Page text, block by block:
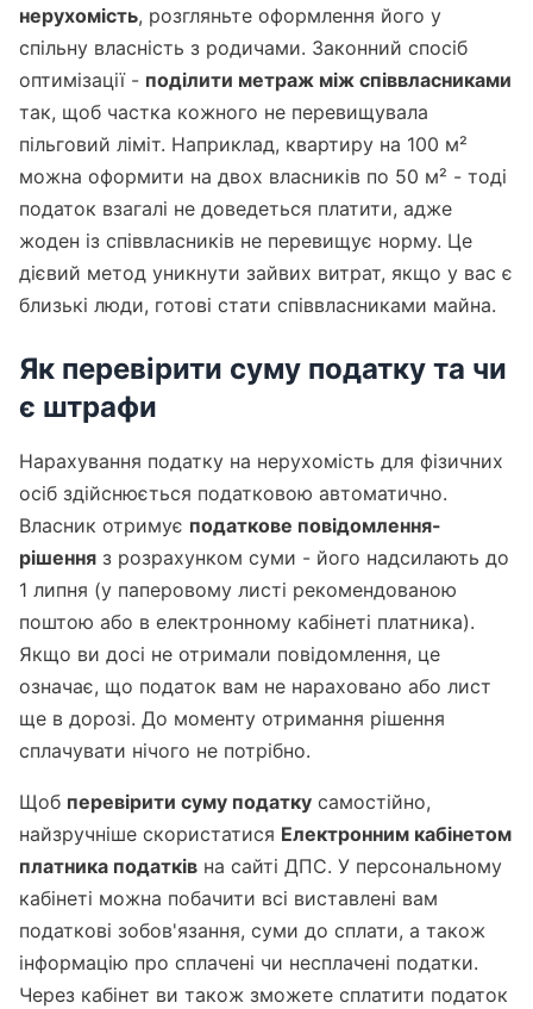
нерухомість, розгляньте оформлення його у
спільну власність з родичами. Законний спосіб
оптимізації - поділити метраж між співвласниками
так, щоб частка кожного не перевищувала
пільговий ліміт. Наприклад, квартиру на 100 м²
можна оформити на двох власників по 50 м² - тоді
податок взагалі не доведеться платити, адже
жоден із співвласників не перевищує норму. Це
дієвий метод уникнути зайвих витрат, якщо у вас є
близькі люди, готові стати співвласниками майна.
Як перевірити суму податку та чи
є штрафи
Нарахування податку на нерухомість для фізичних
осіб здійснюється податковою автоматично.
Власник отримує податкове повідомлення-
рішення з розрахунком суми - його надсилають до
1 липня (у паперовому листі рекомендованою
поштою або в електронному кабінеті платника).
Якщо ви досі не отримали повідомлення, це
означає, що податок вам не нараховано або лист
ще в дорозі. До моменту отримання рішення
сплачувати нічого не потрібно.
Щоб перевірити суму податку самостійно,
найзручніше скористатися Електронним кабінетом
платника податків на сайті ДПС. У персональному
кабінеті можна побачити всі виставлені вам
податкові зобов'язання, суми до сплати, а також
інформацію про сплачені чи несплачені податки.
Через кабінет ви також зможете сплатити податок